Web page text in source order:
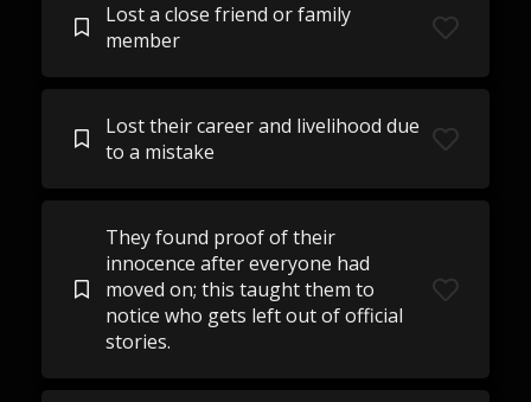
Lost a close friend or family
member
Lost their career and livelihood due
to a mistake
They found proof of their
innocence after everyone had
moved on; this taught them to
notice who gets left out of official
stories.